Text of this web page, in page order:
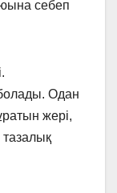
себеп
Одан
жері,
тазалық